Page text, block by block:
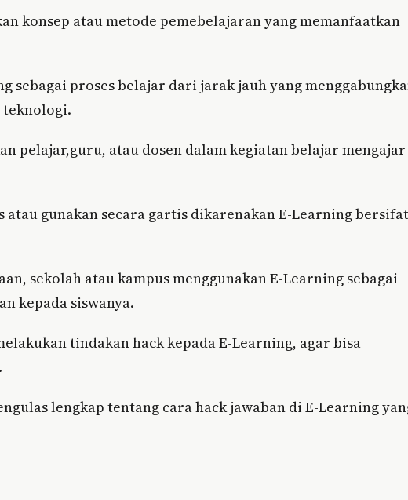
konsep atau metode pemebelajaran yang memanfaatkan
sebagai proses belajar dari jarak jauh yang
teknologi.
pelajar,guru, atau dosen dalam kegiatan belajar mengajar
atau gunakan secara gartis dikarenakan E-Learning bersifat
sekolah atau kampus menggunakan E-Learning sebagai
kepada siswanya.
tindakan hack kepada E-Learning, agar bisa
lengkap tentang cara hack jawaban di E-Learning